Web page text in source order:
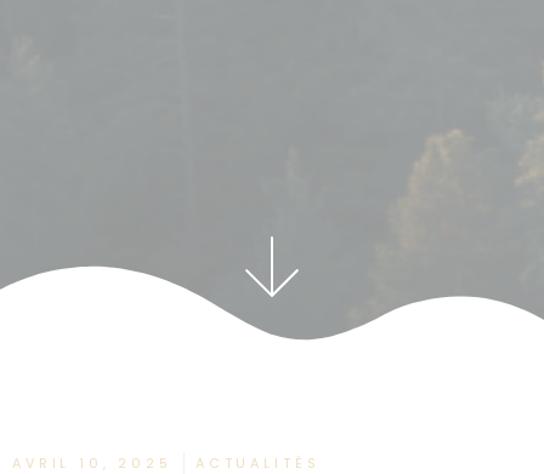
AVRIL 10, 2025 ACTUALITÉS